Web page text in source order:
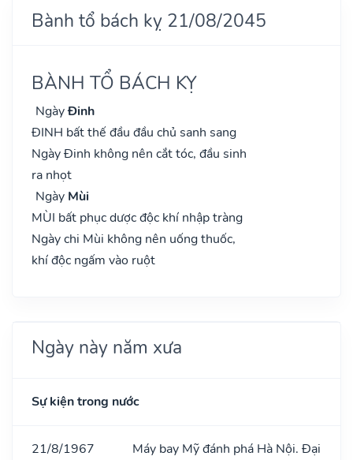
Bành tổ bách kỵ 21/08/2045
BÀNH TỔ BÁCH KỴ
NgàyĐinh
ĐINH bất thế đầu đầu chủ sanh sang
Ngày Đinh không nên cắt tóc, đầu sinh
ra nhọt
Ngày Mùi
MÙI bất phục dược độc khí nhập tràng
Ngày chi Mùi không nên uống thuốc,
khí độc ngấm vào ruột
Ngày này năm xưa
Sự kiện trong nước
21/8/1967
Máy bay Mỹ đánh phá Hà Nội. Đại